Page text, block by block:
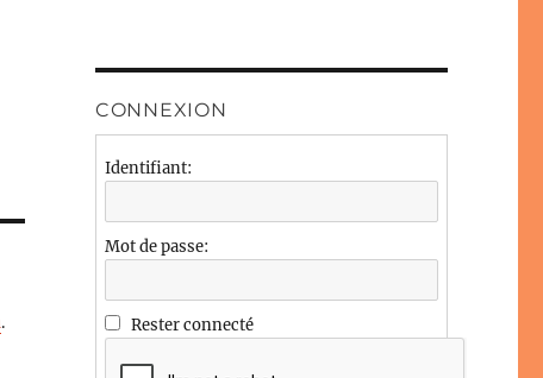
.
CONNEXION
Identifiant:
Mot de passe:
Rester connecté